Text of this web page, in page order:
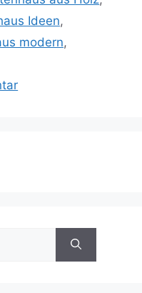
Ideen,
modern,